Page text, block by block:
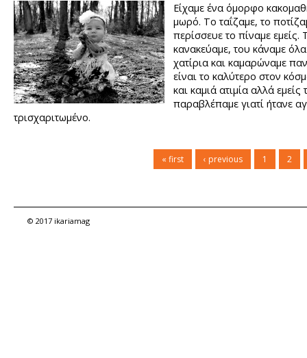
Είχαμε ένα όμορφο
μωρό. Το ταΐζαμε, το
περίσσευε το πίναμε εμείς.
κανακεύαμε, του κάναμε
χατίρια και καμαρώναμε
είναι το καλύτερο στον
και καμιά ατιμία αλλά εμείς
παραβλέπαμε γιατί ήτανε
τρισχαριτωμένο.
« first ‹ previous 1 2
© 2017 ikariamag